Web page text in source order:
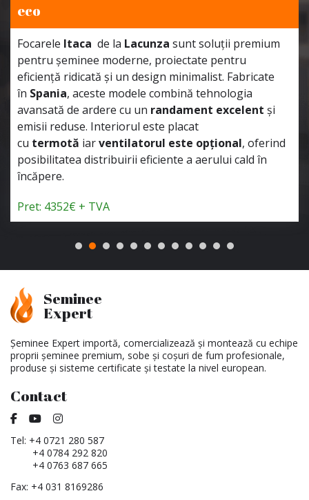
de laLacunza sunt soluții premium
moderne, proiectate pentru
și un design minimalist. Fabricate
modele combină tehnologia
ardere cu unrandament excelentși
Interiorul este placat
iarventilatorul este opțional , oferind
distribuirii eficiente a aerului cald în
TVA
Focarele
eficiență
în
avansată
termotă
Seminee
Expert
Șeminee Expert importă, comercializează și montează cu echipe
proprii șeminee premium, sobe și coșuri de fum profesionale,
produse și sisteme certificate și testate la nivel european.
Contact
Tel: +4 0721 280 587
+4 0784 292 820
+4 0763 687 665
Fax: +4 031 8169286